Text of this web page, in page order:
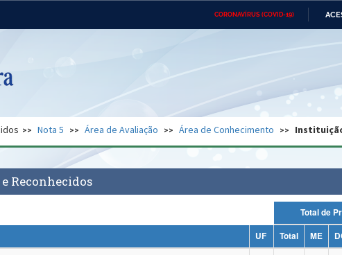
CORONAVÍRUS (COVID-19)
Ministério
Ministério do Desenvolvimento
Regional
Gabinete de Segurança Advocacia-Geral da União Banco
Nota 5 Área de Avaliação Área de Conhecimento
Reconhecidos
UF Total ME